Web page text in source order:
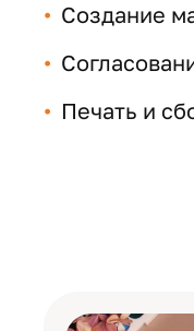
Создание
Печать и